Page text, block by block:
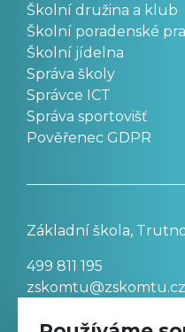
Školní družina a klub
Školní poradenské
Školní jídelna
Správa školy
Správce ICT
Správa sportovišť
Pověřenec GDPR
Základní škola,
499 811 195
zskomtu@zskomtu.cz